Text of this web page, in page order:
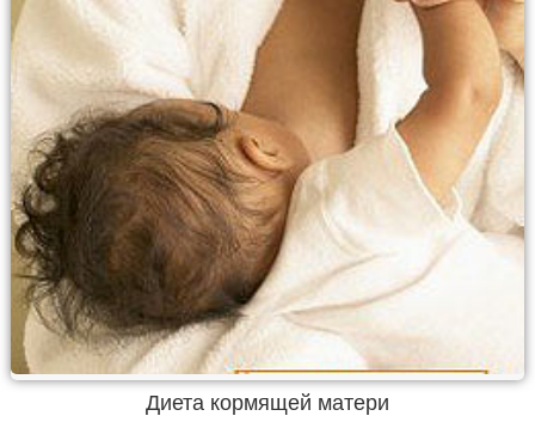
Диета кормящей матери